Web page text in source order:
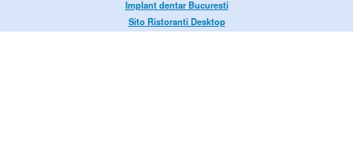
Implant dentar Bucuresti
Sito Ristoranti Desktop